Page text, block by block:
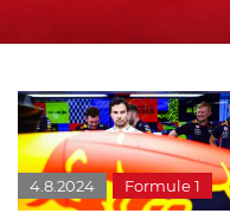
4.8.2024 Formule 1